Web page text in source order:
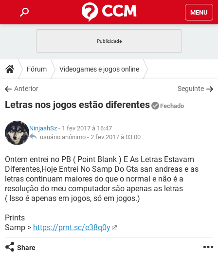
MENU
CELULAR FACEBOOK
OUTLOOK
INSTAGRAM GMAIL
GUIA DE COMPRAS
DICAS
JOGOS WHATSAPP
INSTAGRAM
GUIA DE COMPRAS
DOWNLOADS
JOGOS WHATSAPP
CELULAR
OUTLOOK EXCEL
GMAIL
GUIA DE COMPRAS
JOGOS
CELULAR
OUTLOOK EXCEL
INSTAGRAM GMAIL
GUIA DE COMPRAS
GLOSSÁRIO
WHATSAPP
CELULAR FACEBOOK
OUTLOOK EXCEL
INSTAGRAM GMAIL
GUIA DE COMPRAS
Fórum Videogames e jogos online
Anterior Seguinte
Letras nos jogos estão diferentes Fechado
NinjaahSz - 1 fev 2017 à 16:47
usuário anônimo - 2 fev 2017 à 03:00
Ontem entrei no PB ( Point Blank ) E As Letras Estavam
Diferentes,Hoje Entrei No Samp Do Gta san andreas e as
letras continuam maiores do que o normal e não é a
resolução do meu computador são apenas as letras
( Isso é apenas em jogos, só em jogos.)
Prints
Samp > https://prnt.sc/e38q0y
Share